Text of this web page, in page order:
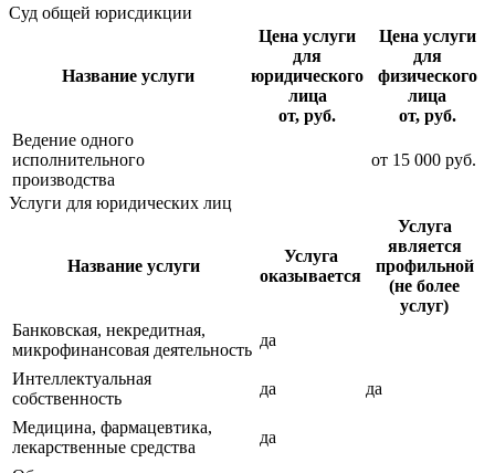
Суд общей юрисдикции
Название услуги
Цена услуги
для
юридического
лица
от, руб.
Цена услуги
для
физического
лица
от, руб.
Ведение одного
исполнительного
производства
от 15 000 руб.
Услуги для юридических лиц
Название услуги
Услуга
оказывается
Услуга
является
профильной
(не более
услуг)
Банковская, некредитная,
микрофинансовая деятельность
да
Интеллектуальная
собственность
да да
Медицина, фармацевтика,
лекарственные средства
да